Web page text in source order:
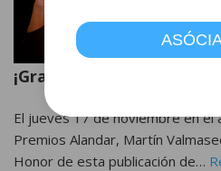
¡Gracias, Martín
El jueves 17 de noviembre en
Premios Alandar, Martín
Honor de esta publicación de…